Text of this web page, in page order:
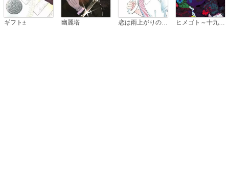
ギフト± 幽麗塔 ヒメゴト～十九歳の制服～